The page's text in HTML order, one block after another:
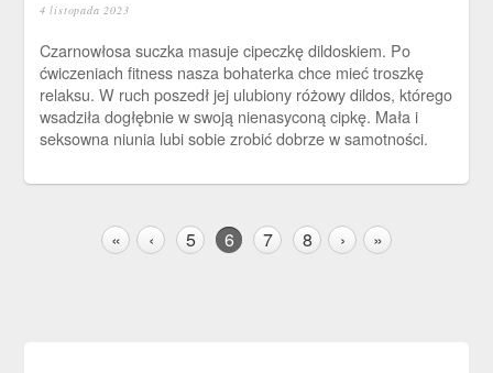
4 listopada 2023
Czarnowłosa suczka masuje cipeczkę dildoskiem. Po
ćwiczeniach fitness nasza bohaterka chce mieć troszkę
relaksu. W ruch poszedł jej ulubiony różowy dildos, którego
wsadziła dogłębnie w swoją nienasyconą cipkę. Mała i
seksowna niunia lubi sobie zrobić dobrze w samotności.
« ‹ 5 6 7 8 › »